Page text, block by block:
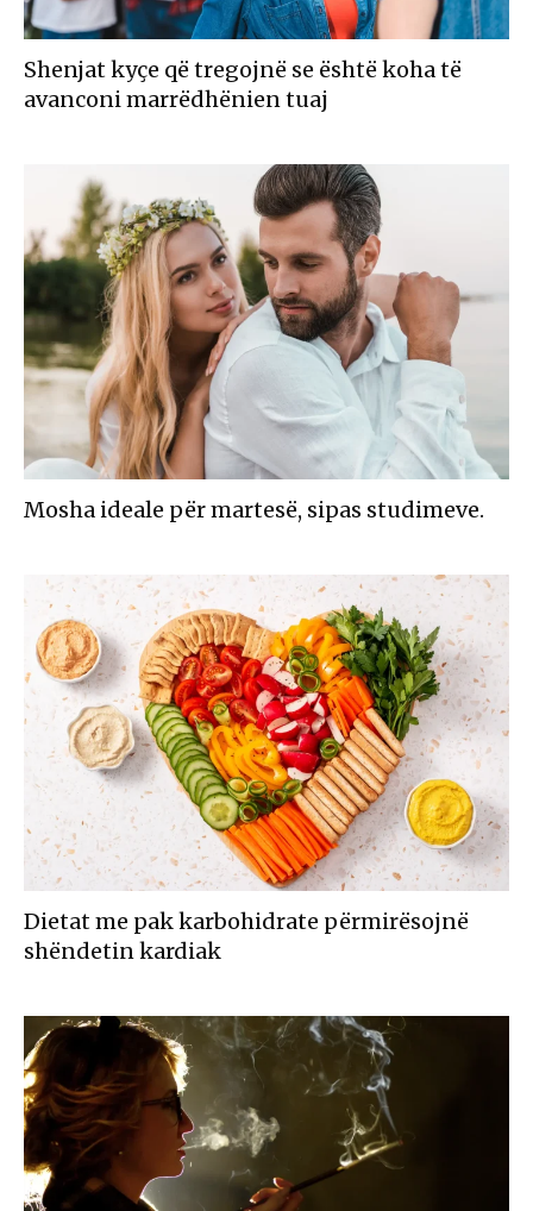
Shenjat kyçe që tregojnë se është koha të
avanconi marrëdhënien tuaj
Mosha ideale për martesë, sipas studimeve.
Dietat me pak karbohidrate përmirësojnë
shëndetin kardiak